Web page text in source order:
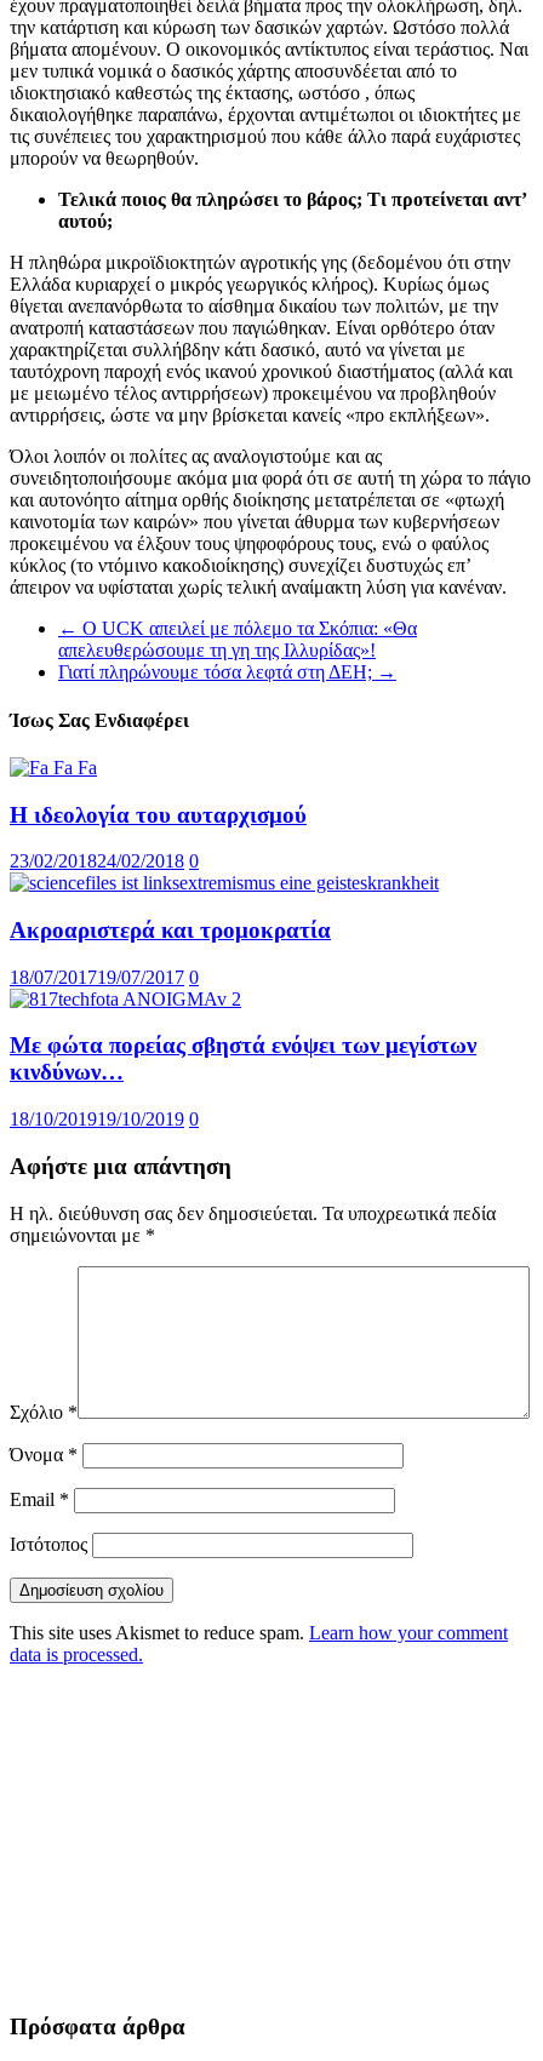
έχουν πραγματοποιηθεί δειλά βήματα προς την ολοκλήρωση, δηλ.
την κατάρτιση και κύρωση των δασικών χαρτών. Ωστόσο πολλά
βήματα απομένουν. Ο οικονομικός αντίκτυπος είναι τεράστιος. Ναι
μεν τυπικά νομικά ο δασικός χάρτης αποσυνδέεται από το
ιδιοκτησιακό καθεστώς της έκτασης, ωστόσο , όπως
δικαιολογήθηκε παραπάνω, έρχονται αντιμέτωποι οι ιδιοκτήτες με
τις συνέπειες του χαρακτηρισμού που κάθε άλλο παρά ευχάριστες
μπορούν να θεωρηθούν.
Τελικά ποιος θα πληρώσει το βάρος; Τι προτείνεται αντ’
αυτού;
Η πληθώρα μικροϊδιοκτητών αγροτικής γης (δεδομένου ότι στην
Ελλάδα κυριαρχεί ο μικρός γεωργικός κλήρος). Κυρίως όμως
θίγεται ανεπανόρθωτα το αίσθημα δικαίου των πολιτών, με την
ανατροπή καταστάσεων που παγιώθηκαν. Είναι ορθότερο όταν
χαρακτηρίζεται συλλήβδην κάτι δασικό, αυτό να γίνεται με
ταυτόχρονη παροχή ενός ικανού χρονικού διαστήματος (αλλά και
με μειωμένο τέλος αντιρρήσεων) προκειμένου να προβληθούν
αντιρρήσεις, ώστε να μην βρίσκεται κανείς «προ εκπλήξεων».
Όλοι λοιπόν οι πολίτες ας αναλογιστούμε και ας
συνειδητοποιήσουμε ακόμα μια φορά ότι σε αυτή τη χώρα το πάγιο
και αυτονόητο αίτημα ορθής διοίκησης μετατρέπεται σε «φτωχή
καινοτομία των καιρών» που γίνεται άθυρμα των κυβερνήσεων
προκειμένου να έλξουν τους ψηφοφόρους τους, ενώ ο φαύλος
κύκλος (το ντόμινο κακοδιοίκησης) συνεχίζει δυστυχώς επ’
άπειρον να υφίσταται χωρίς τελική αναίμακτη λύση για κανέναν.
← O UCK απειλεί με πόλεμο τα Σκόπια: «Θα
απελευθερώσουμε τη γη της Ιλλυρίδας»!
Γιατί πληρώνουμε τόσα λεφτά στη ΔΕΗ; →
Ίσως Σας Ενδιαφέρει
Η ιδεολογία του αυταρχισμού
23/02/201824/02/2018 0
Ακροαριστερά και τρομοκρατία
18/07/201719/07/2017 0
Με φώτα πορείας σβηστά ενόψει των μεγίστων
κινδύνων…
18/10/201919/10/2019 0
Αφήστε μια απάντηση
Η ηλ. διεύθυνση σας δεν δημοσιεύεται. Τα υποχρεωτικά πεδία
σημειώνονται με *
Σχόλιο *
Όνομα *
Email *
Ιστότοπος
This site uses Akismet to reduce spam. Learn how your comment
data is processed.
Πρόσφατα άρθρα